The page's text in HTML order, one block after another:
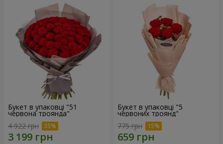
Букет в упаковці "51
червона троянда"
4 922 грн
Букет в упаковці "5
червоних троянд"
775 грн